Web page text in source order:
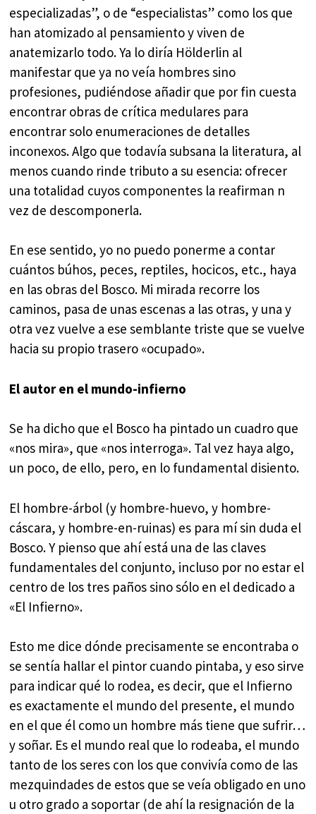
especializadas”, o de “especialistas” como los que
han atomizado al pensamiento y viven de
anatemizarlo todo. Ya lo diría Hölderlin al
manifestar que ya no veía hombres sino
profesiones, pudiéndose añadir que por fin cuesta
encontrar obras de crítica medulares para
encontrar solo enumeraciones de detalles
inconexos. Algo que todavía subsana la literatura, al
menos cuando rinde tributo a su esencia: ofrecer
una totalidad cuyos componentes la reafirman n
vez de descomponerla.
En ese sentido, yo no puedo ponerme a contar
cuántos búhos, peces, reptiles, hocicos, etc., haya
en las obras del Bosco. Mi mirada recorre los
caminos, pasa de unas escenas a las otras, y una y
otra vez vuelve a ese semblante triste que se vuelve
hacia su propio trasero «ocupado».
El autor en el mundo-infierno
Se ha dicho que el Bosco ha pintado un cuadro que
«nos mira», que «nos interroga». Tal vez haya algo,
un poco, de ello, pero, en lo fundamental disiento.
El hombre-árbol (y hombre-huevo, y hombre-
cáscara, y hombre-en-ruinas) es para mí sin duda el
Bosco. Y pienso que ahí está una de las claves
fundamentales del conjunto, incluso por no estar el
centro de los tres paños sino sólo en el dedicado a
«El Infierno».
Esto me dice dónde precisamente se encontraba o
se sentía hallar el pintor cuando pintaba, y eso sirve
para indicar qué lo rodea, es decir, que el Infierno
es exactamente el mundo del presente, el mundo
en el que él como un hombre más tiene que sufrir…
y soñar. Es el mundo real que lo rodeaba, el mundo
tanto de los seres con los que convivía como de las
mezquindades de estos que se veía obligado en uno
u otro grado a soportar (de ahí la resignación de la